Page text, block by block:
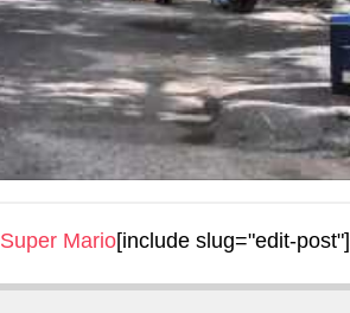
Super Mario[include slug="edit-post"]